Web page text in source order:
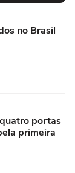
no Brasil
portas
primeira